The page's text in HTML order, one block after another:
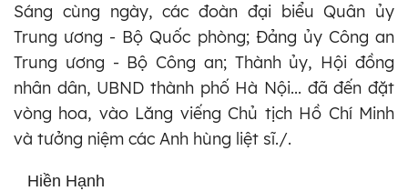
Sáng cùng ngày, các đoàn đại biểu Quân ủy
Trung ương - Bộ Quốc phòng; Đảng ủy Công an
Trung ương - Bộ Công an; Thành ủy, Hội đồng
nhân dân, UBND thành phố Hà Nội... đã đến đặt
vòng hoa, vào Lăng viếng Chủ tịch Hồ Chí Minh
và tưởng niệm các Anh hùng liệt sĩ./.
Hiền Hạnh